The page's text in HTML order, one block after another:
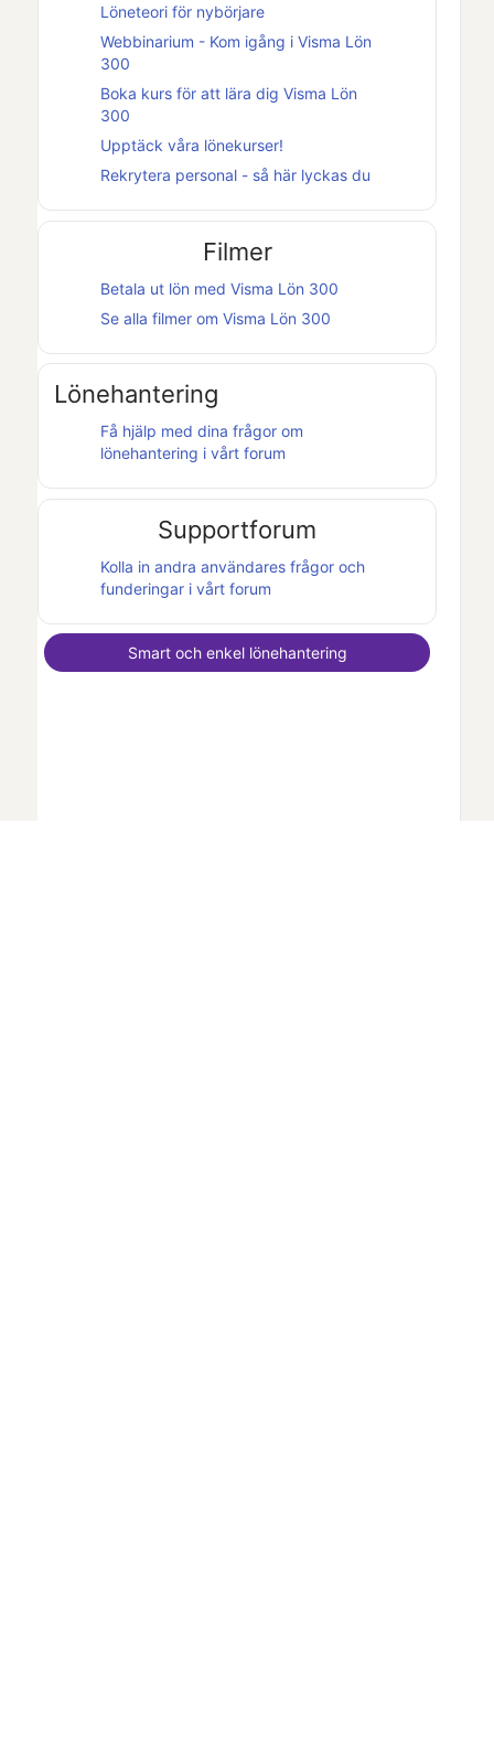
Löneteori för nybörjare
Webbinarium - Kom igång i Visma Lön
300
Boka kurs för att lära dig Visma Lön
300
Upptäck våra lönekurser!
Rekrytera personal - så här lyckas du
Filmer
Betala ut lön med Visma Lön 300
Se alla filmer om Visma Lön 300
Lönehantering
Få hjälp med dina frågor om
lönehantering i vårt forum
Supportforum
Kolla in andra användares frågor och
funderingar i vårt forum
Smart och enkel lönehantering